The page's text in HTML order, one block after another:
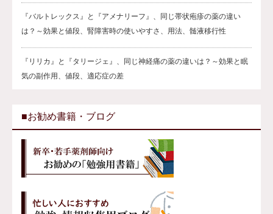
『バルトレックス』と『アメナリーフ』、同じ帯状疱疹の薬の違い
は？～効果と値段、腎障害時の使いやすさ、用法、髄液移行性
『リリカ』と『タリージェ』、同じ神経痛の薬の違いは？～効果と眠
気の副作用、値段、適応症の差
■お勧め書籍・ブログ